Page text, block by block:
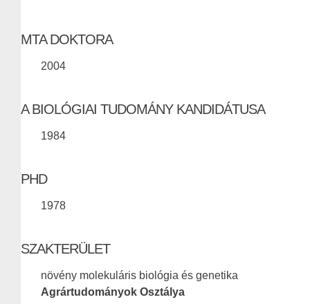
MTA DOKTORA
2004
A BIOLÓGIAI TUDOMÁNY KANDIDÁTUSA
1984
PHD
1978
SZAKTERÜLET
növény molekuláris biológia és genetika
Agrártudományok Osztálya